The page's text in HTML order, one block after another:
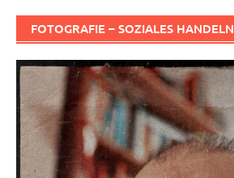
FOTOGRAFIE – SOZIALES HANDELN